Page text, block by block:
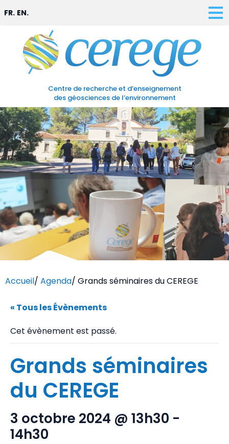
Centre de recherche et d’enseignement
des géosciences de l’environnement
FR. EN.
Accueil/ Agenda/ Grands séminaires du CEREGE
« Tous les Évènements
Cet évènement est passé.
Grands séminaires
du CEREGE
3 octobre 2024 @ 13h30 -
14h30